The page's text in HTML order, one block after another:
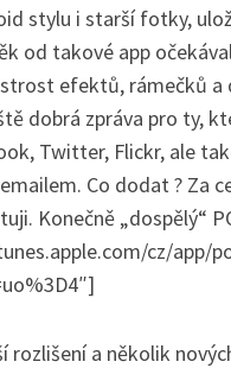
stylu i starší fotky,
od takové app
efektů, rámečků
dobrá zpráva pro ty,
Twitter, Flickr, ale
Co dodat ? Za
Konečně „dospělý“
cz/app/
rozlišení a několik